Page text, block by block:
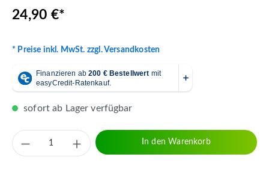
24,90 €*
* Preise inkl. MwSt. zzgl. Versandkosten
sofort ab Lager verfügbar
Produkt Anzahl: Gib den gewünschten
In den Warenkorb